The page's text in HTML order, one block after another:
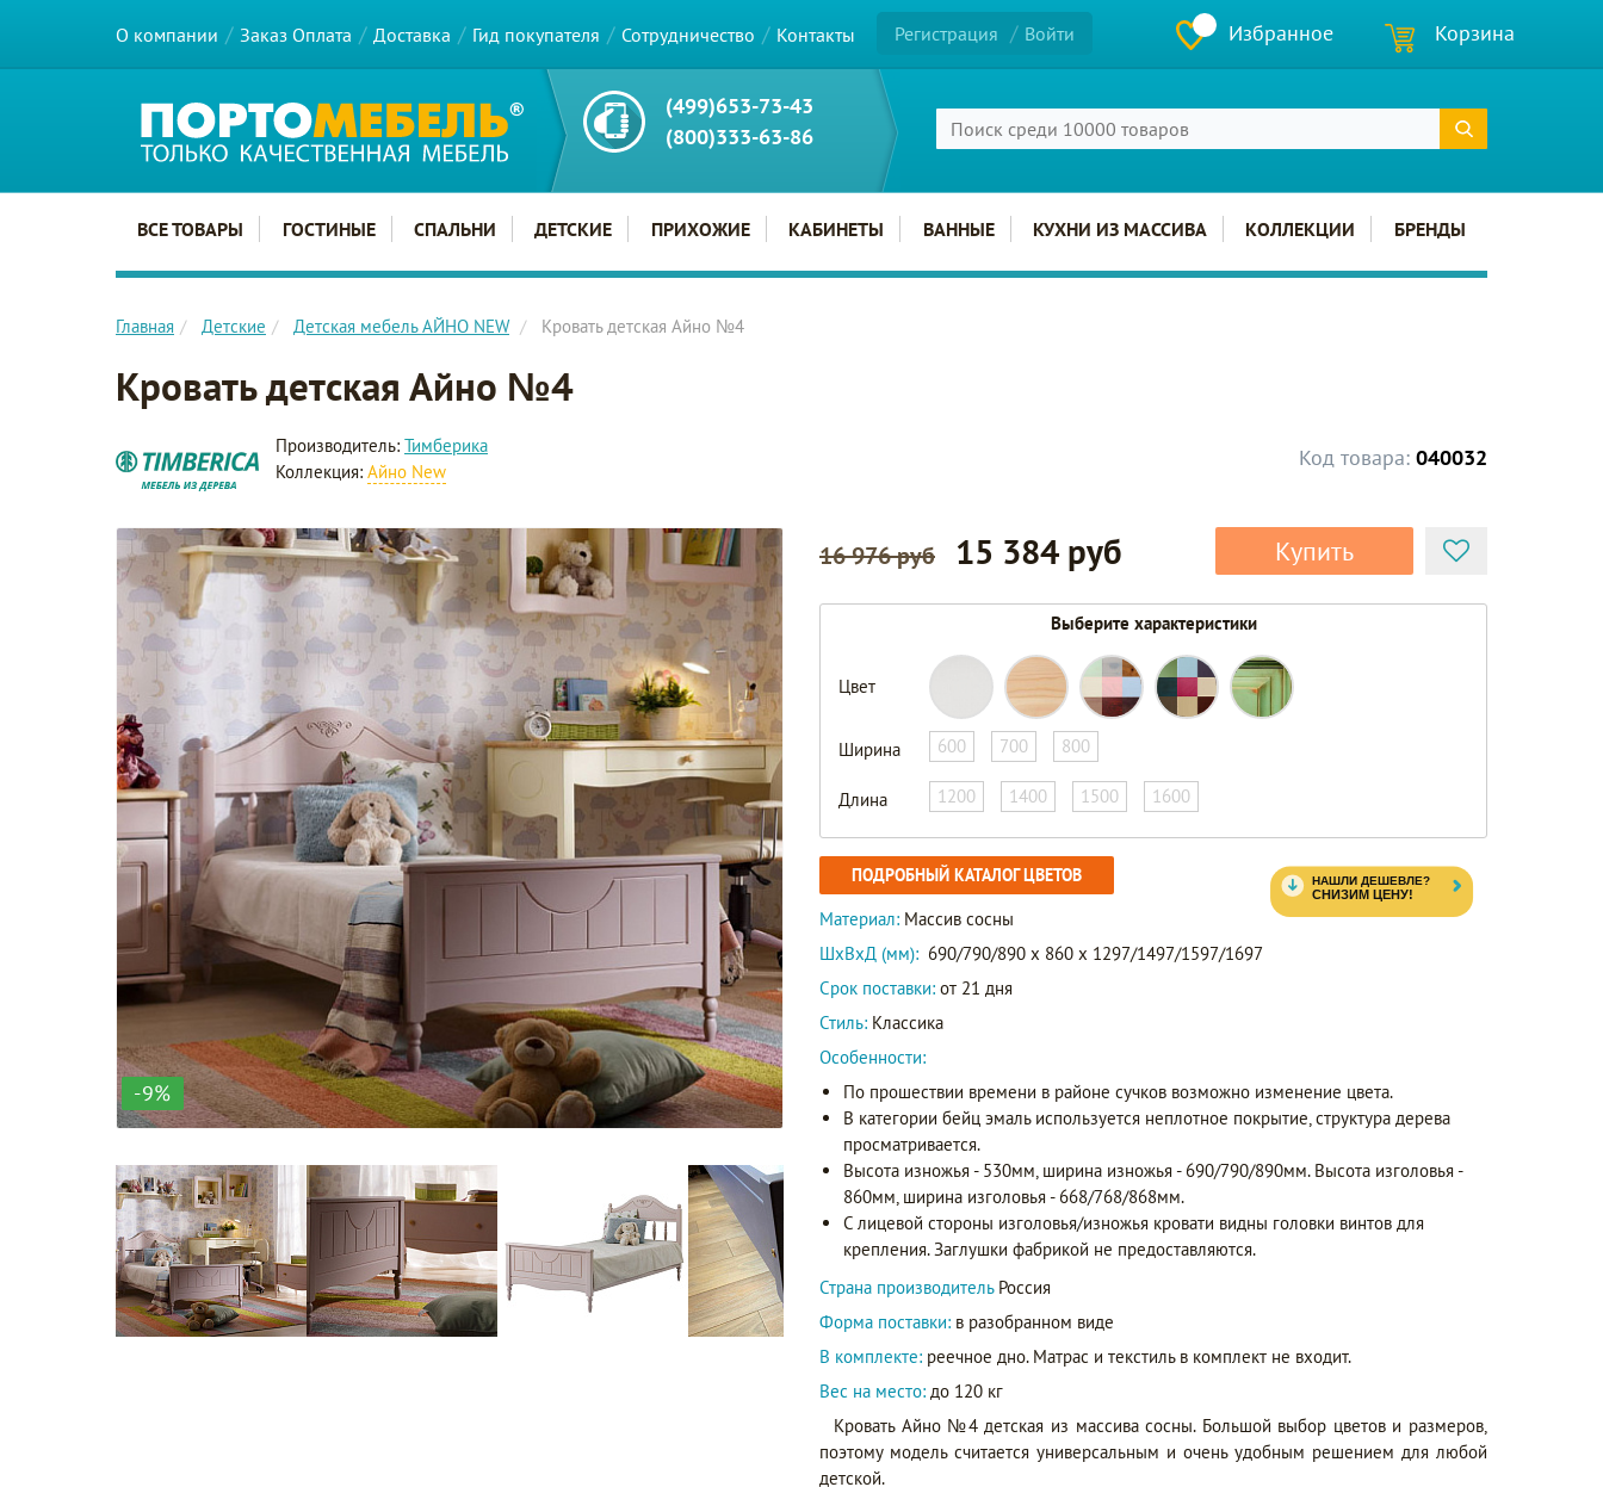
О компании Заказ Оплата Доставка Гид покупателя Сотрудничество Контакты Регистрация Войти Избранное Корзина
(499)653-73-43
(800)333-63-86
Главное меню сайта
ВСЕ ТОВАРЫ ГОСТИНЫЕ СПАЛЬНИ ДЕТСКИЕ ПРИХОЖИЕ КАБИНЕТЫ ВАННЫЕ КУХНИ ИЗ МАССИВА КОЛЛЕКЦИИ БРЕНДЫ
Главная Детские Детская мебель АЙНО NEW Кровать детская Айно №4
Кровать детская Айно №4
Код товара: 040032
Производитель: Тимберика
Коллекция: Айно New
-9%
16 976 руб 15 384 руб Купить
Выберите характеристики
Цвет
Ширина 600 700 800
Длина 1200 1400 1500 1600
ПОДРОБНЫЙ КАТАЛОГ ЦВЕТОВ
Материал: Массив сосны
ШxВxД (мм): 690/790/890 x 860 x 1297/1497/1597/1697
Срок поставки: от 21 дня
Стиль: Классика
Особенности:
По прошествии времени в районе сучков возможно изменение цвета.
В категории бейц эмаль используется неплотное покрытие, структура дерева
просматривается.
Высота изножья - 530мм, ширина изножья - 690/790/890мм. Высота изголовья -
860мм, ширина изголовья - 668/768/868мм.
С лицевой стороны изголовья/изножья кровати видны головки винтов для
крепления. Заглушки фабрикой не предоставляются.
Страна производитель Россия
Форма поставки: в разобранном виде
В комплекте: реечное дно. Матрас и текстиль в комплект не входит.
Вес на место: до 120 кг
Кровать Айно №4 детская из массива сосны. Большой выбор цветов и размеров,
поэтому модель считается универсальным и очень удобным решением для любой
детской.